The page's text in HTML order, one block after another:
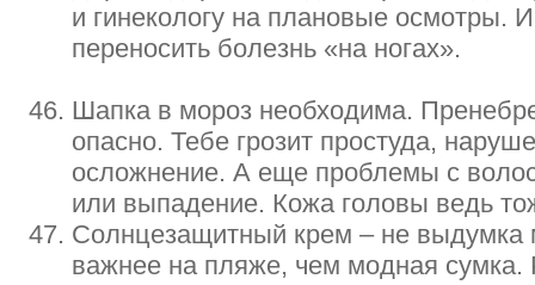
и гинекологу на плановые осмотры.
переносить болезнь «на ногах».
Шапка в мороз необходима.
опасно. Тебе грозит простуда,
осложнение. А еще проблемы с
или выпадение. Кожа головы ведь
Солнцезащитный крем – не выдумка
важнее на пляже, чем модная сумка.